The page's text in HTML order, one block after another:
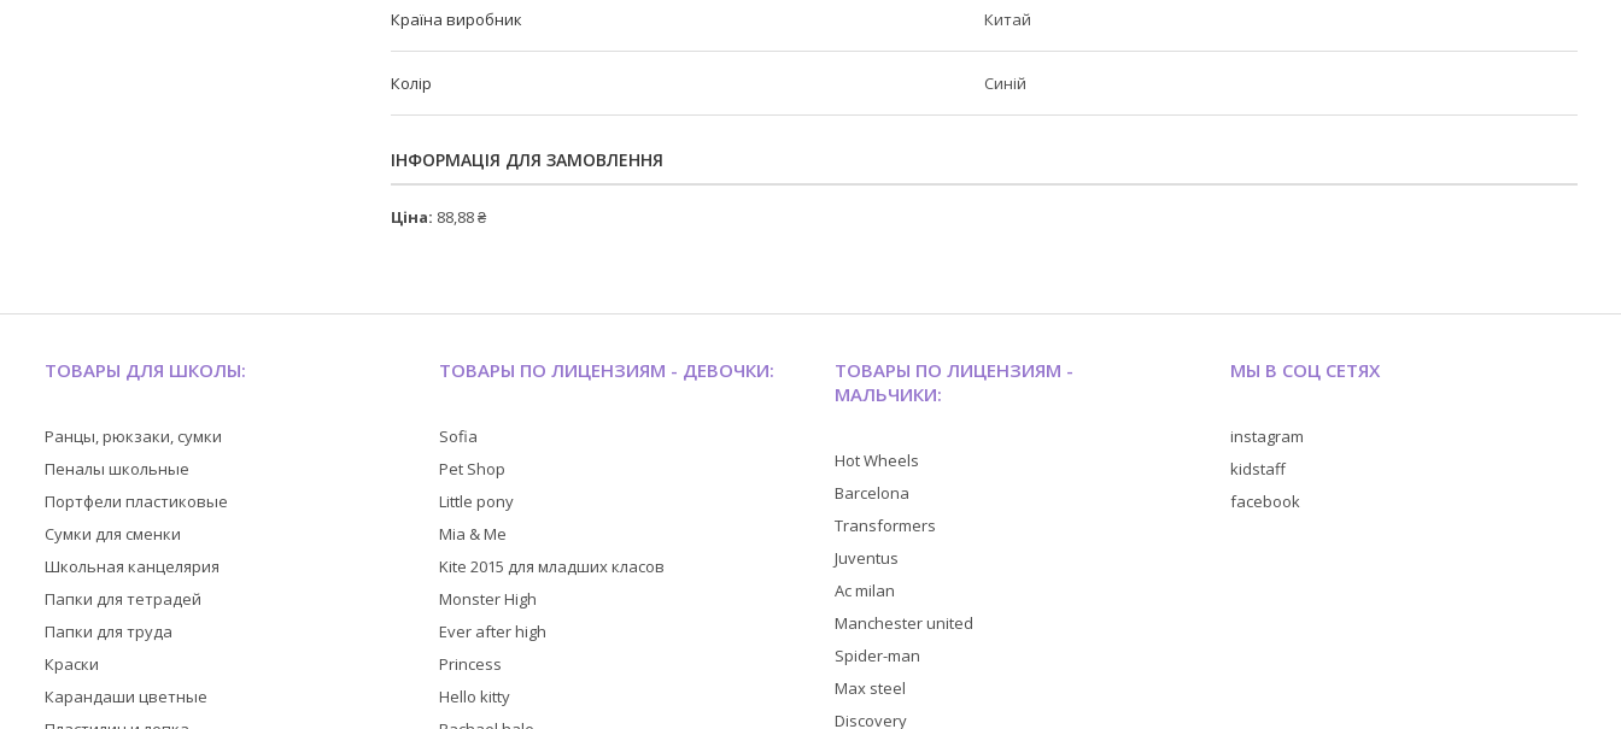
Країна виробник Китай
Колір Синій
ІНФОРМАЦІЯ ДЛЯ ЗАМОВЛЕННЯ
Ціна: 88,88 ₴
ТОВАРЫ ДЛЯ ШКОЛЫ:
Ранцы, рюкзаки, сумки
Пеналы школьные
Портфели пластиковые
Сумки для сменки
Школьная канцелярия
Папки для тетрадей
Папки для труда
Краски
Карандаши цветные
ТОВАРЫ ПО ЛИЦЕНЗИЯМ - ДЕВОЧКИ:
Sofia
Pet Shop
Little pony
Mia & Me
Kite 2015 для младших класов
Monster High
Ever after high
Princess
Hello kitty
ТОВАРЫ ПО ЛИЦЕНЗИЯМ -
МАЛЬЧИКИ:
Hot Wheels
Barcelona
Transformers
Juventus
Ac milan
Manchester united
Spider-man
Max steel
Discovery
МЫ В СОЦ СЕТЯХ
instagram
kidstaff
facebook